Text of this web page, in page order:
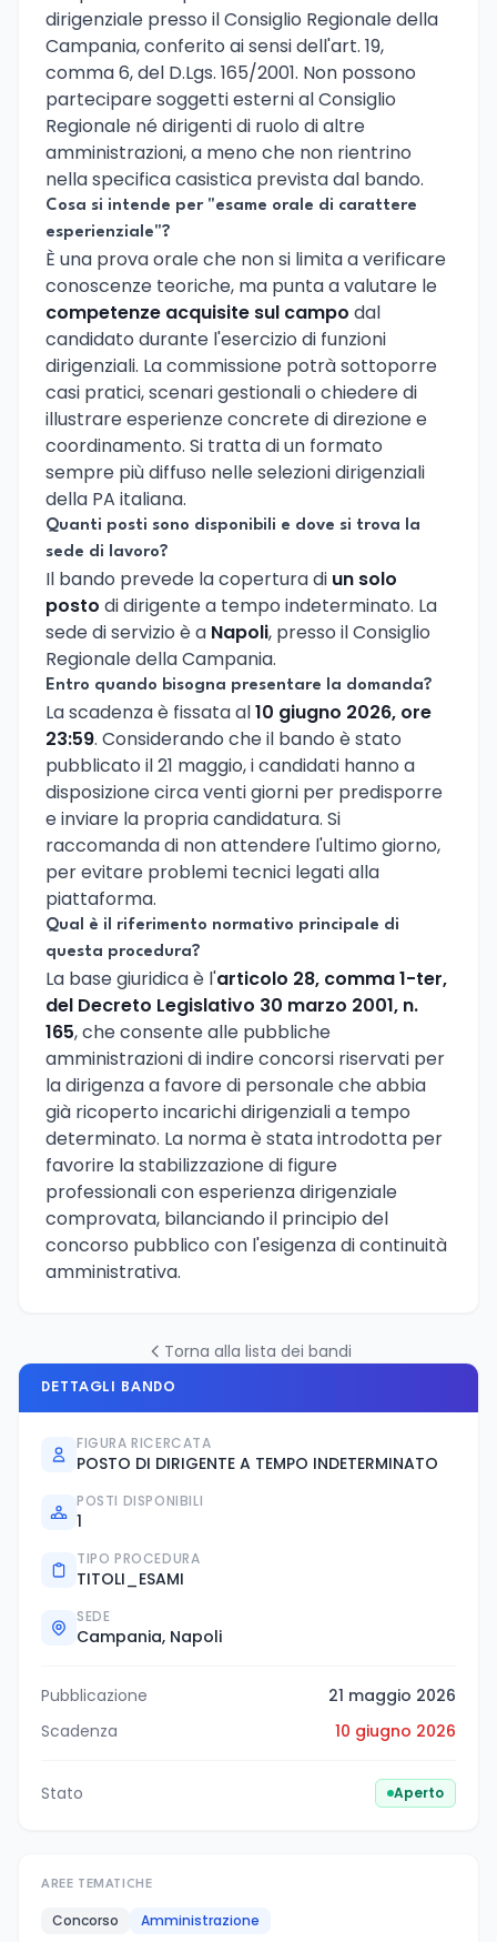
dirigenziale presso il Consiglio Regionale della
Campania, conferito ai sensi dell'art. 19,
comma 6, del D.Lgs. 165/2001. Non possono
partecipare soggetti esterni al Consiglio
Regionale né dirigenti di ruolo di altre
amministrazioni, a meno che non rientrino
nella specifica casistica prevista dal bando.
Cosa si intende per "esame orale di carattere
esperienziale"?
È una prova orale che non si limita a verificare
conoscenze teoriche, ma punta a valutare le
competenze acquisite sul campo dal
candidato durante l'esercizio di funzioni
dirigenziali. La commissione potrà sottoporre
casi pratici, scenari gestionali o chiedere di
illustrare esperienze concrete di direzione e
coordinamento. Si tratta di un formato
sempre più diffuso nelle selezioni dirigenziali
della PA italiana.
Quanti posti sono disponibili e dove si trova la
sede di lavoro?
Il bando prevede la copertura di un solo
posto di dirigente a tempo indeterminato. La
sede di servizio è a Napoli, presso il Consiglio
Regionale della Campania.
Entro quando bisogna presentare la domanda?
La scadenza è fissata al10 giugno 2026, ore
23:59. Considerando che il bando è stato
pubblicato il 21 maggio, i candidati hanno a
disposizione circa venti giorni per predisporre
e inviare la propria candidatura. Si
raccomanda di non attendere l'ultimo giorno,
per evitare problemi tecnici legati alla
piattaforma.
Qual è il riferimento normativo principale di
questa procedura?
La base giuridica è l'articolo 28, comma 1-ter,
del Decreto Legislativo 30 marzo 2001, n.
165, che consente alle pubbliche
amministrazioni di indire concorsi riservati per
la dirigenza a favore di personale che abbia
già ricoperto incarichi dirigenziali a tempo
determinato. La norma è stata introdotta per
favorire la stabilizzazione di figure
professionali con esperienza dirigenziale
comprovata, bilanciando il principio del
concorso pubblico con l'esigenza di continuità
amministrativa.
Torna alla lista dei bandi
DETTAGLI BANDO
FIGURA RICERCATA
POSTO DI DIRIGENTE A TEMPO INDETERMINATO
POSTI DISPONIBILI
1
TIPO PROCEDURA
TITOLI_ESAMI
SEDE
Campania, Napoli
Pubblicazione
21 maggio 2026
Scadenza
10 giugno 2026
Stato Aperto
AREE TEMATICHE
Concorso Amministrazione